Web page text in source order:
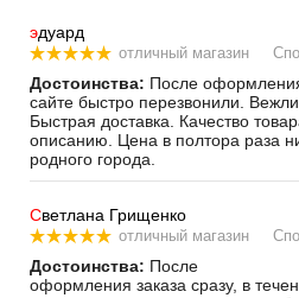
эдуард
отличный магазин
Достоинства: После
сайте быстро перезвонили.
Быстрая доставка. Качество
описанию. Цена в полтора раза
родного города.
Светлана Грищенко
отличный магазин
Достоинства: После
оформления заказа сразу, в